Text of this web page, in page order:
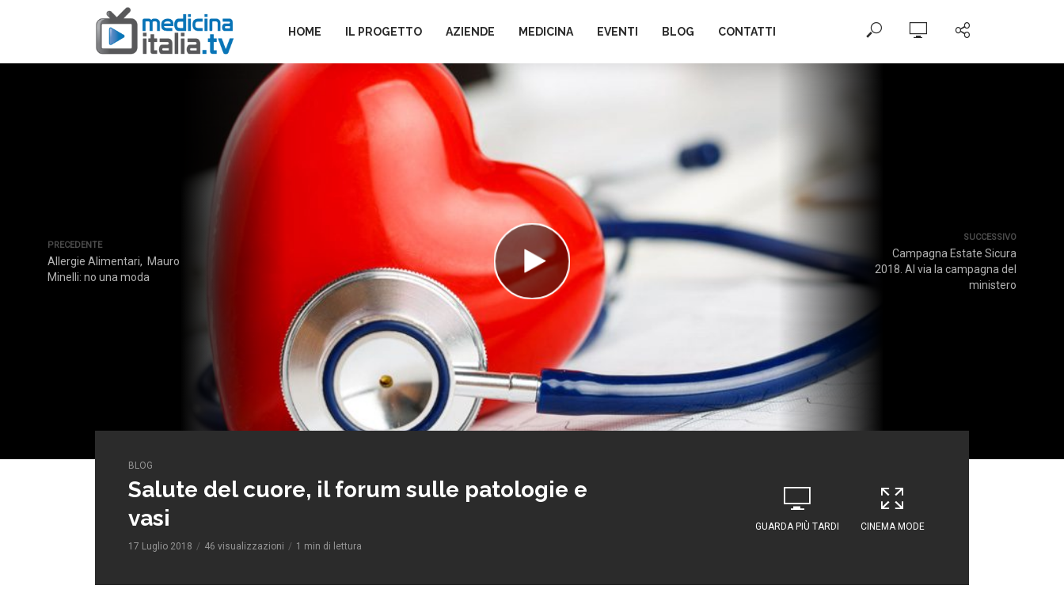
HOME IL PROGETTO AZIENDE MEDICINA EVENTI BLOG CONTATTI
PRECEDENTE
Allergie Alimentari, Mauro
Minelli: no una moda
SUCCESSIVO
Campagna Estate Sicura
2018. Al via la campagna del
ministero
BLOG
Salute del cuore, il forum sulle patologie e
vasi
17 Luglio 2018 46 visualizzazioni 1 min di lettura
GUARDA PIÙ TARDI CINEMA MODE